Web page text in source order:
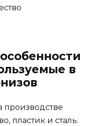
в
производстве
пластик и сталь.